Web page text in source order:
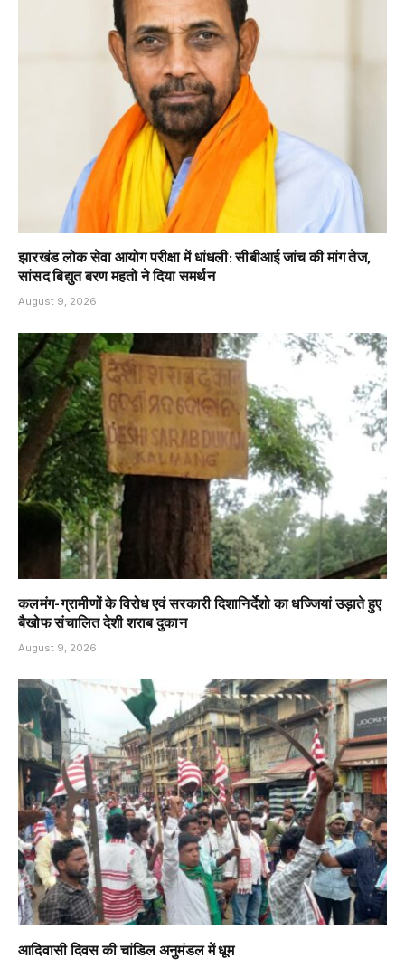
झारखंड लोक सेवा आयोग परीक्षा में धांधली: सीबीआई जांच की मांग तेज,
सांसद बिद्युत बरण महतो ने दिया समर्थन
August 9, 2026
कलमंग-ग्रामीणों के विरोध एवं सरकारी दिशानिर्देशो का धज्जियां उड़ाते हुए
बैखोफ संचालित देशी शराब दुकान
August 9, 2026
आदिवासी दिवस की चांडिल अनुमंडल में धूम